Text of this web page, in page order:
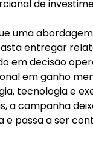
de
uma
entregar
em decisão
em ganho
tecnologia e
a campanha
e passa a ser